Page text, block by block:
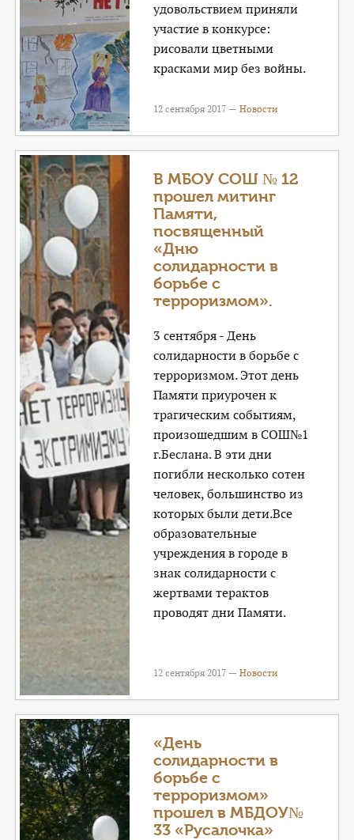
удовольствием приняли
участие в конкурсе:
рисовали цветными
красками мир без войны.
12 сентября 2017 —Новости
В МБОУ СОШ № 12
прошел митинг
Памяти,
посвященный
«Дню
солидарности в
борьбе с
терроризмом».
3 сентября - День
солидарности в борьбе с
терроризмом. Этот день
Памяти приурочен к
трагическим событиям,
произошедшим в СОШ№1
г.Беслана. В эти дни
погибли несколько сотен
человек, большинство из
которых были дети.Все
образовательные
учреждения в городе в
знак солидарности с
жертвами терактов
проводят дни Памяти.
12 сентября 2017 —Новости
«День
солидарности в
борьбе с
терроризмом»
прошел в МБДОУ№
33 «Русалочка»